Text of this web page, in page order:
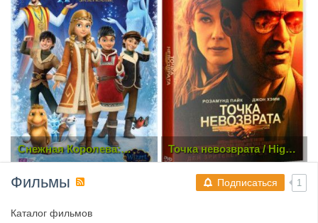
Снежная Королева:
Зазеркалье (2018) WEB-
Точка невозврата / High
Wire Act (2018) BDRip
1080p | Лицензия
Подписаться 1
Фильмы
Каталог фильмов